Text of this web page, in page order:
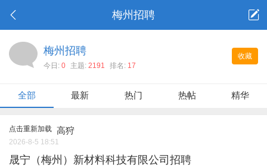
梅州招聘
收藏
梅州招聘
今日: 0 主题: 2191 排名: 17
全部 最新 热门 热帖 精华
点击重新加载 高狩
2026-8-5 18:51
晟宁（梅州）新材料科技有限公司招聘